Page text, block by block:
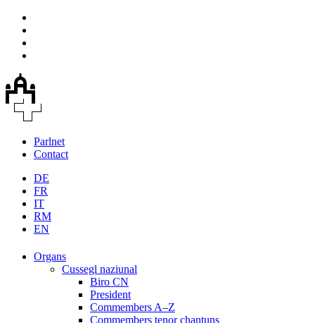
Parlnet
Contact
DE
FR
IT
RM
EN
Organs
Cussegl naziunal
Biro CN
President
Commembers A–Z
Commembers tenor chantuns